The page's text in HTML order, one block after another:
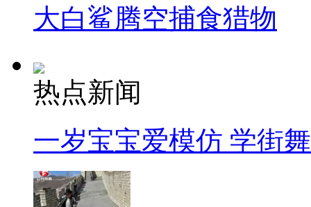
大白鲨腾空捕食猎物
热点新闻
一岁宝宝爱模仿 学街